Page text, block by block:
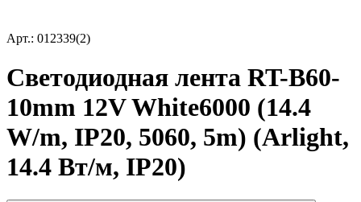
Арт.: 012339(2)
Светодиодная лента RT-B60-
10mm 12V White6000 (14.4
W/m, IP20, 5060, 5m) (Arlight,
14.4 Вт/м, IP20)